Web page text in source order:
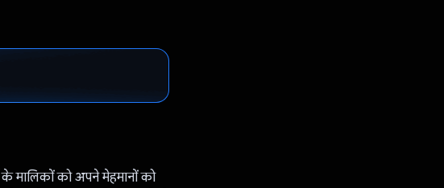
मालिकों को अपने मेहमानों को